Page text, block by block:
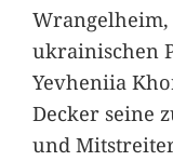
Wrangelheim,
ukrainischen
Yevheniia
Decker seine
und